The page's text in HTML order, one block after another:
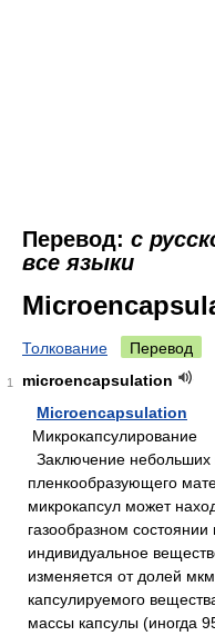
Перевод: с
все языки
Толкование Перевод
1
microencapsulation
Microencapsulation
Микрокапсулирование
Заключение небольших
пленкообразующего
микрокапсул может
газообразном состоянии
индивидуальное
изменяется от долей
капсулируемого
массы капсулы (иногда